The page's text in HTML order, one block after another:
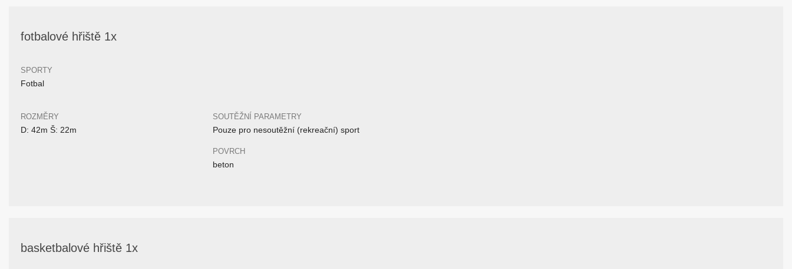
fotbalové hřiště 1x
SPORTY
Fotbal
ROZMĚRY
D: 42m Š: 22m
SOUTĚŽNÍ PARAMETRY
Pouze pro nesoutěžní (rekreační) sport
POVRCH
beton
basketbalové hřiště 1x